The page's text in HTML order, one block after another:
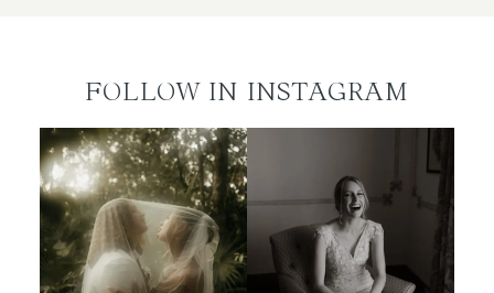
FOLLOW IN INSTAGRAM